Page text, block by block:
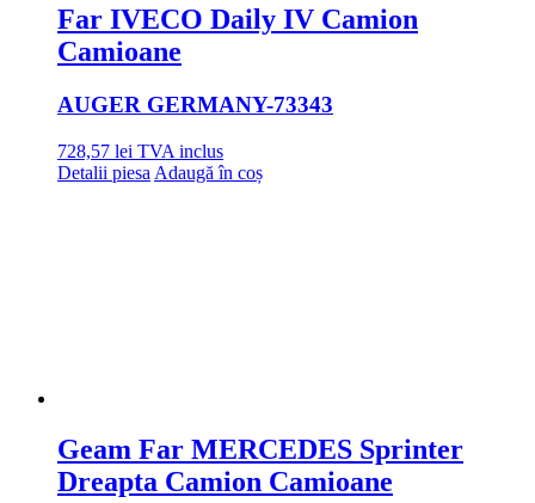
Far IVECO Daily IV Camion
Camioane
AUGER GERMANY-73343
728,57 lei TVA inclus
Detalii piesa Adaugă în coș
Geam Far MERCEDES Sprinter
Dreapta Camion Camioane